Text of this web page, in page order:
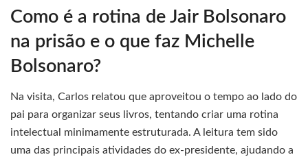
Como é a rotina de Jair Bolsonaro
na prisão e o que faz Michelle
Bolsonaro?
Na visita, Carlos relatou que aproveitou o tempo ao lado do
pai para organizar seus livros, tentando criar uma rotina
intelectual minimamente estruturada. A leitura tem sido
uma das principais atividades do ex-presidente, ajudando a